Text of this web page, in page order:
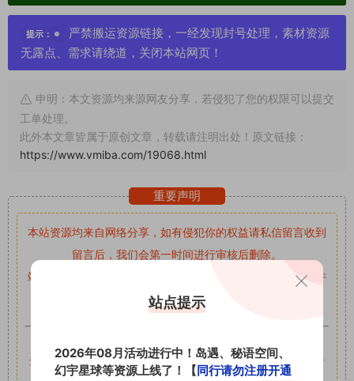
提示：
严禁搬运资源链接，一经发现封号处理，素材资源
无露点、需求请绕道，关闭本站网页！
申明：本文资源均来源网友分享，若侵犯了您的权限可以提交
工单处理。
此外本文章皆属于原创文章，转载请注明出处！原文链接：
https://www.vmiba.com/19068.html
重要声明
本站资源均来自网络分享，如有侵犯你的权益请私信留言收到
留言后，我们会第一时间进行审核后删除。
站内资源为网友个人学习或测试研究使用，未经原版权作者许
可,禁止用于任何商业途径！请在下载24小时内删除！
全站付费素材可提供补档服务 “均有备份”，素材以主流网盘分
站点提示
2026年08月活动进行中！岛遇、秘语空间、
幻宇星球等资源上线了！【同行请勿注册开通